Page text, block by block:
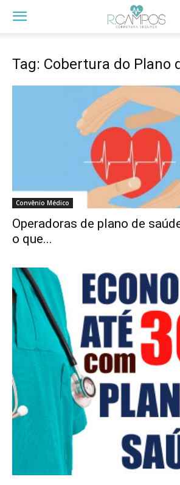
Tag: Cobertura do Plano
Convênio Médico
Operadoras de plano de
o que...